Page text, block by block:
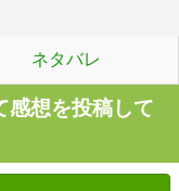
ネタバレ
感想を投稿して